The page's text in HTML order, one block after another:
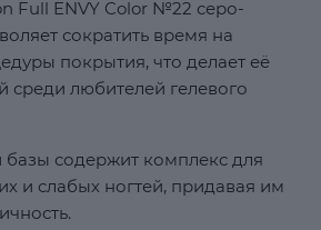
Full ENVY Color №22 серо-
сократить время на
покрытия, что делает её
среди любителей гелевого
содержит комплекс для
и слабых ногтей, придавая им